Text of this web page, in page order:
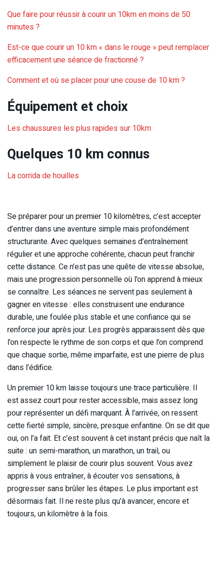
Que faire pour réussir à courir un 10km en moins de 50
minutes ?
Est-ce que courir un 10 km « dans le rouge » peut remplacer
efficacement une séance de fractionné ?
Comment et où se placer pour une couse de 10 km ?
Équipement et choix
Les chaussures les plus rapides sur 10km
Quelques 10 km connus
La corrida de houilles
Se préparer pour un premier 10 kilomètres, c’est accepter
d’entrer dans une aventure simple mais profondément
structurante. Avec quelques semaines d’entraînement
régulier et une approche cohérente, chacun peut franchir
cette distance. Ce n’est pas une quête de vitesse absolue,
mais une progression personnelle où l’on apprend à mieux
se connaître. Les séances ne servent pas seulement à
gagner en vitesse : elles construisent une endurance
durable, une foulée plus stable et une confiance qui se
renforce jour après jour. Les progrès apparaissent dès que
l’on respecte le rythme de son corps et que l’on comprend
que chaque sortie, même imparfaite, est une pierre de plus
dans l’édifice.
Un premier 10 km laisse toujours une trace particulière. Il
est assez court pour rester accessible, mais assez long
pour représenter un défi marquant. À l’arrivée, on ressent
cette fierté simple, sincère, presque enfantine. On se dit que
oui, on l’a fait. Et c’est souvent à cet instant précis que naît la
suite : un semi-marathon, un marathon, un trail, ou
simplement le plaisir de courir plus souvent. Vous avez
appris à vous entraîner, à écouter vos sensations, à
progresser sans brûler les étapes. Le plus important est
désormais fait. Il ne reste plus qu’à avancer, encore et
toujours, un kilomètre à la fois.